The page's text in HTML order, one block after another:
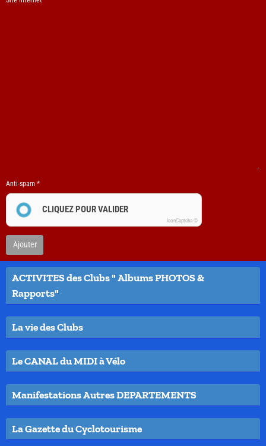
Anti-spam
CLIQUEZ POUR VALIDER
IconCaptcha ©
Ajouter
ACTIVITES des Clubs " Albums PHOTOS &
Rapports"
La vie des Clubs
Le CANAL du MIDI à Vélo
Manifestations Autres DEPARTEMENTS
La Gazette du Cyclotourisme